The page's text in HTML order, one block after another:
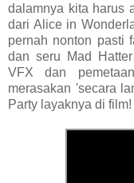
dalamnya kita harus
dari Alice in
pernah nonton pasti
dan seru Mad
VFX dan
merasakan 'secara
Party layaknya di film!